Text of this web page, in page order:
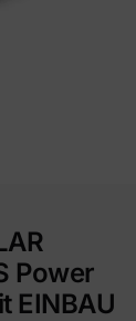
Power
EINBAU